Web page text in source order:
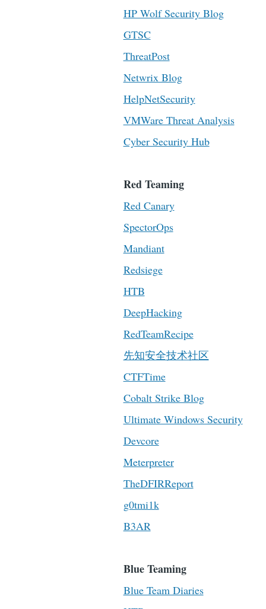
HP Wolf Security Blog
GTSC
ThreatPost
Netwrix Blog
HelpNetSecurity
VMWare Threat Analysis
Cyber Security Hub
Red Teaming
Red Canary
SpectorOps
Mandiant
Redsiege
HTB
DeepHacking
RedTeamRecipe
先知安全技术社区
CTFTime
Cobalt Strike Blog
Ultimate Windows Security
Devcore
Meterpreter
TheDFIRReport
g0tmi1k
B3AR
Blue Teaming
Blue Team Diaries